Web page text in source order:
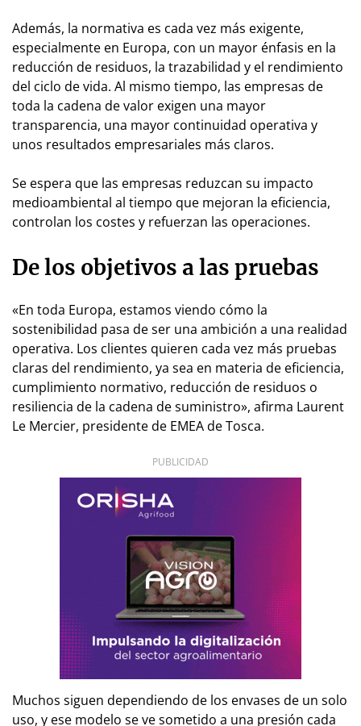
Además, la normativa es cada vez más exigente,
especialmente en Europa, con un mayor énfasis en la
reducción de residuos, la trazabilidad y el rendimiento
del ciclo de vida. Al mismo tiempo, las empresas de
toda la cadena de valor exigen una mayor
transparencia, una mayor continuidad operativa y
unos resultados empresariales más claros.
Se espera que las empresas reduzcan su impacto
medioambiental al tiempo que mejoran la eficiencia,
controlan los costes y refuerzan las operaciones.
De los objetivos a las pruebas
«En toda Europa, estamos viendo cómo la
sostenibilidad pasa de ser una ambición a una realidad
operativa. Los clientes quieren cada vez más pruebas
claras del rendimiento, ya sea en materia de eficiencia,
cumplimiento normativo, reducción de residuos o
resiliencia de la cadena de suministro», afirma Laurent
Le Mercier, presidente de EMEA de Tosca.
PUBLICIDAD
Muchos siguen dependiendo de los envases de un solo
uso, y ese modelo se ve sometido a una presión cada